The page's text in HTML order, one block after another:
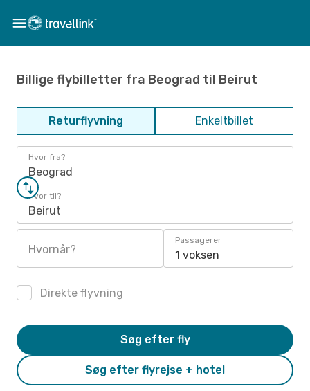
Billige flybilletter fra Beograd til Beirut
Returflyvning Enkeltbillet
Hvor fra?
Beograd
Hvor til?
Beirut
Hvornår?
Passagerer
1 voksen
Direkte flyvning
Søg efter flyrejse + hotel
Søg efter fly